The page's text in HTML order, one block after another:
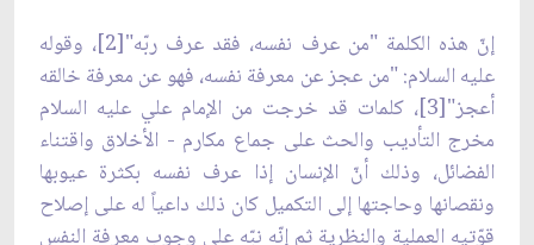
إنّ هذه الكلمة "من عرف نفسه، فقد عرف ربّه"[2]، وقوله
عليه السلام: "من عجز عن معرفة نفسه، فهو عن معرفة خالقه
أعجز"[3]، كلمات قد خرجت من الإمام علي عليه السلام
مخرج التأديب والحث على جماع مكارم - الأخلاق واقتناء
الفضائل، وذلك أنّ الإنسان إذا عرف نفسه بكثرة عيوبها
ونقصانها وحاجتها إلى التكميل كان ذلك داعياً له على إصلاح
قوّتيه العملية والنظرية ثم إنّه نبّه على وجوب معرفة النفس